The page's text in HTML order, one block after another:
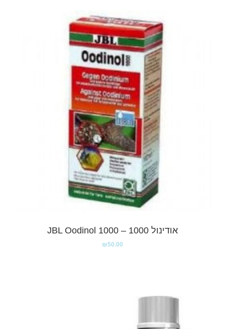
אודינול 1000 – JBL Oodinol 1000
₪50.00